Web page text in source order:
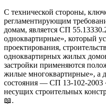
С технической стороны,
регламентирующим
домам, является СП
одноквартирные», который
проектирования,
одноквартирных жилых
застройки применяются
жилые многоквартирные», а
состояния — СП 13-102-2003
несущих строительных
📖.